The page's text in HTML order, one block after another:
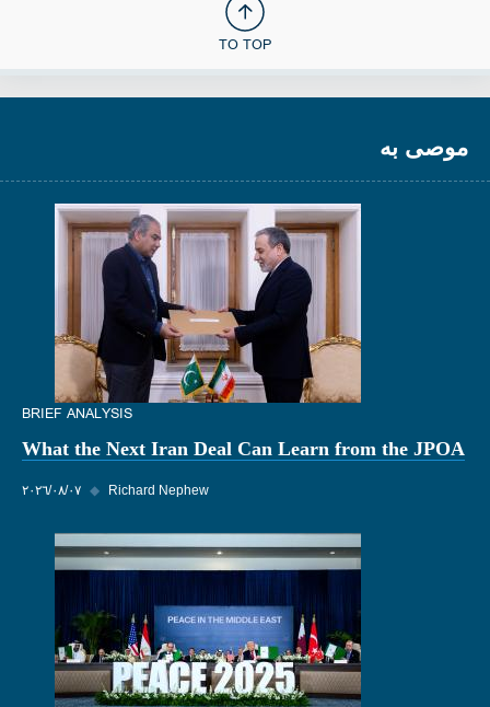
TO TOP
موصى به
BRIEF ANALYSIS
What the Next Iran Deal Can Learn from the JPOA
٠٧‏/٠٨‏/٢٠٢٦ ◆ Richard Nephew